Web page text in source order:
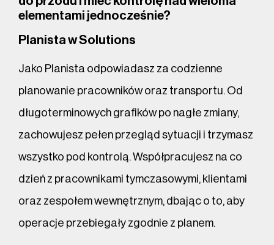
elementami jednocześnie?
Planista w Solutions
Jako Planista odpowiadasz za codzienne
planowanie pracowników oraz transportu. Od
długoterminowych grafików po nagłe zmiany,
zachowujesz pełen przegląd sytuacji i trzymasz
wszystko pod kontrolą. Współpracujesz na co
dzień z pracownikami tymczasowymi, klientami
oraz zespołem wewnętrznym, dbając o to, aby
operacje przebiegały zgodnie z planem.